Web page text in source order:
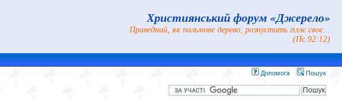
Християнський форум «Джерело»
Праведний, як пальмове дерево, розпустить гіллє своє...
(Пс.92:12)
Допомога Пошук